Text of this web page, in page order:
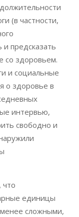
(в частности,
предсказать
со здоровьем.
и социальные
о здоровье в
интервью,
свободно и
что
единицы
сложными,